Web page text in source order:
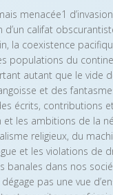
menacée1
califat
la coexistence
populations du
autant que le vide
et des
écrits, contributions
les ambitions de la
religieux, du
et les violations de
banales dans nos
dégage pas une vue